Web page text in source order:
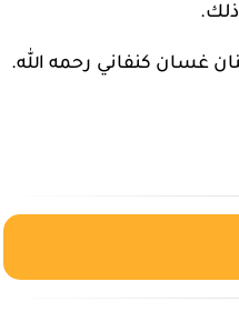
غسان كنفاني رحمه الله.